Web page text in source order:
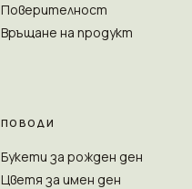
Поверителност
Връщане на продукт
ПОВОДИ
Букети за рожден ден
Цветя за имен ден